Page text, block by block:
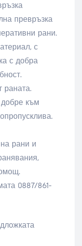
превръзка
рани.
с
с добра
раната.
към
рани и
0887/861-